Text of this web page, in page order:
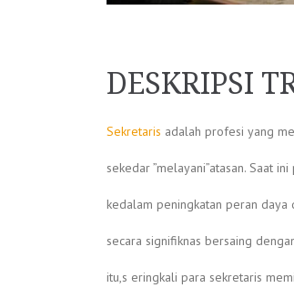
DESKRIPSI
Sekretaris adalah profesi yang
sekedar ”melayani”atasan. Saat
kedalam peningkatan peran daya
secara signifiknas bersaing
itu,s eringkali para sekretaris